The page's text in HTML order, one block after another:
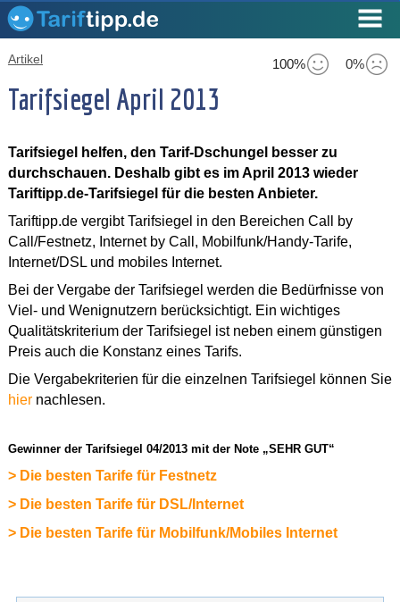
100% 0%
Artikel
Tarifsiegel April 2013
Tarifsiegel helfen, den Tarif-Dschungel besser zu
durchschauen. Deshalb gibt es im April 2013 wieder
Tariftipp.de-Tarifsiegel für die besten Anbieter.
Tariftipp.de vergibt Tarifsiegel in den Bereichen Call by
Call/Festnetz, Internet by Call, Mobilfunk/Handy-Tarife,
Internet/DSL und mobiles Internet.
Bei der Vergabe der Tarifsiegel werden die Bedürfnisse von
Viel- und Wenignutzern berücksichtigt. Ein wichtiges
Qualitätskriterium der Tarifsiegel ist neben einem günstigen
Preis auch die Konstanz eines Tarifs.
Die Vergabekriterien für die einzelnen Tarifsiegel können Sie
hiernachlesen.
Gewinner der Tarifsiegel 04/2013 mit der Note „SEHR GUT“
> Die besten Tarife für Festnetz
> Die besten Tarife für DSL/Internet
> Die besten Tarife für Mobilfunk/Mobiles Internet